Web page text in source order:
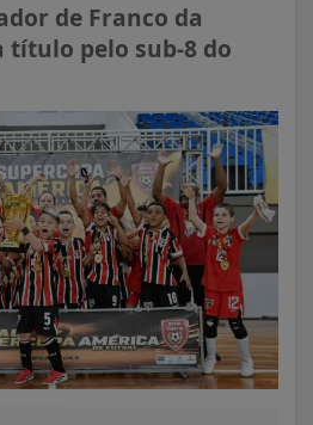
de Franco da
título pelo sub-8 do